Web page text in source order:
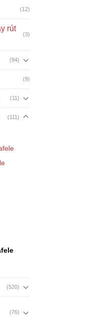
(12)
rút
(3)
(94)
(9)
(11)
(111)
(520)
(76)